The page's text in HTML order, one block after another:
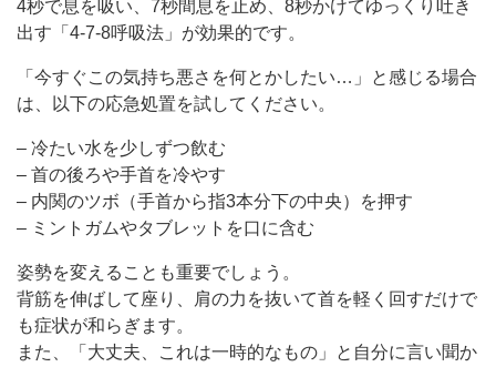
4秒で息を吸い、7秒間息を止め、8秒かけてゆっくり吐き
出す「4-7-8呼吸法」が効果的です。
「今すぐこの気持ち悪さを何とかしたい…」と感じる場合
は、以下の応急処置を試してください。
– 冷たい水を少しずつ飲む
– 首の後ろや手首を冷やす
– 内関のツボ（手首から指3本分下の中央）を押す
– ミントガムやタブレットを口に含む
姿勢を変えることも重要でしょう。
背筋を伸ばして座り、肩の力を抜いて首を軽く回すだけで
も症状が和らぎます。
また、「大丈夫、これは一時的なもの」と自分に言い聞か